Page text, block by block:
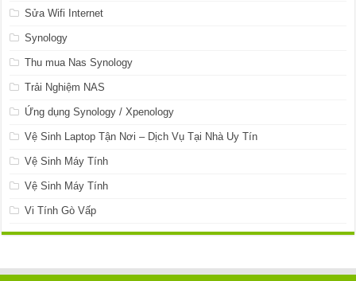
Sửa Wifi Internet
Synology
Thu mua Nas Synology
Trải Nghiệm NAS
Ứng dụng Synology / Xpenology
Vệ Sinh Laptop Tận Nơi – Dịch Vụ Tại Nhà Uy Tín
Vệ Sinh Máy Tính
Vệ Sinh Máy Tính
Vi Tính Gò Vấp